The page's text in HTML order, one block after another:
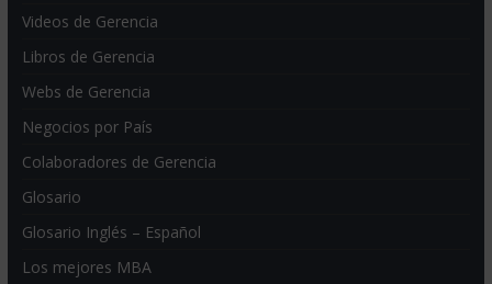
Videos de Gerencia
Libros de Gerencia
Webs de Gerencia
Negocios por País
Colaboradores de Gerencia
Glosario
Glosario Inglés – Español
Los mejores MBA